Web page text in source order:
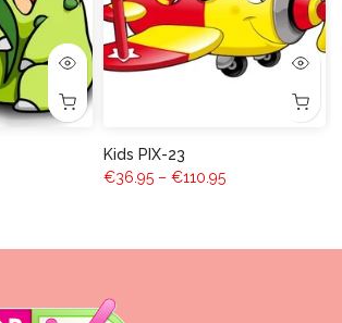
Kids PIX-23
€36.95 – €110.95